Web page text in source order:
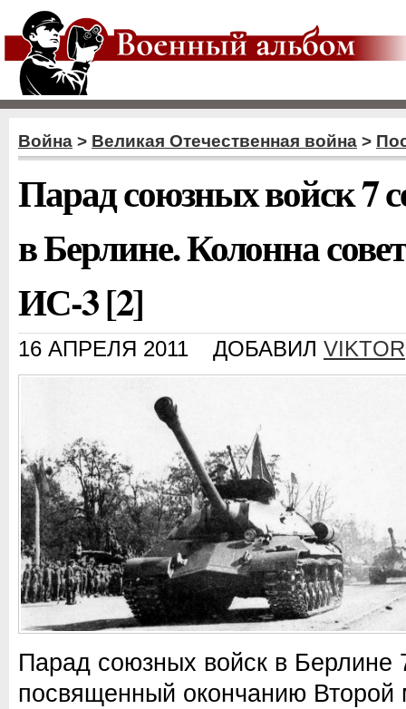
Война > Великая Отечественная война >
Парад союзных войск 7
в Берлине. Колонна
ИС-3 [2]
16 АПРЕЛЯ 2011 ДОБАВИЛ VIKTOR
Парад союзных войск в Берлине
посвященный окончанию Второй